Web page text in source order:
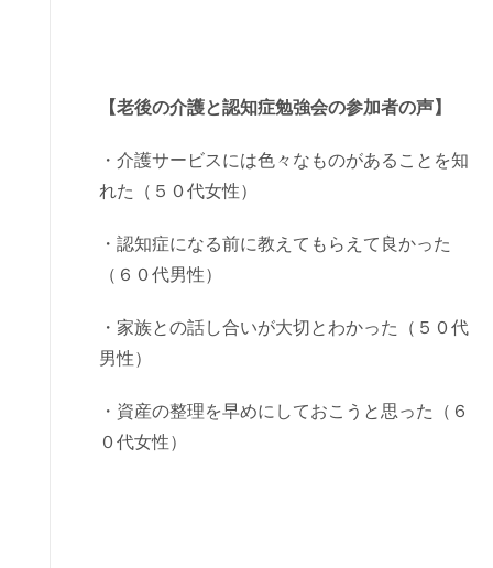
【老後の介護と認知症勉強会の参加者の声】
・介護サービスには色々なものがあることを知
れた（５０代女性）
・認知症になる前に教えてもらえて良かった
（６０代男性）
・家族との話し合いが大切とわかった（５０代
男性）
・資産の整理を早めにしておこうと思った（６
０代女性）